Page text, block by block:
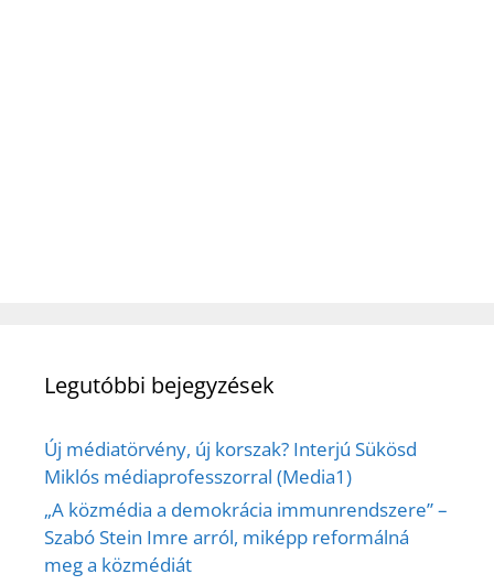
Legutóbbi bejegyzések
Új médiatörvény, új korszak? Interjú Sükösd
Miklós médiaprofesszorral (Media1)
„A közmédia a demokrácia immunrendszere” –
Szabó Stein Imre arról, miképp reformálná
meg a közmédiát